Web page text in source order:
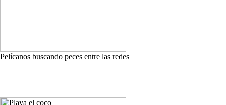
Pelícanos buscando peces entre las redes